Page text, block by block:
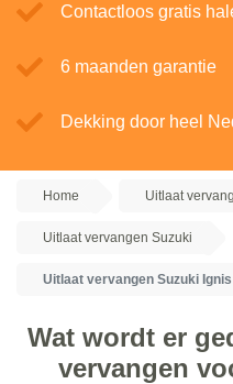
Contactloos gratis
6 maanden garantie
Dekking door heel
Home Uitlaat
Uitlaat vervangen Suzuki
Uitlaat vervangen Suzuki Ignis
Wat wordt er
vervangen